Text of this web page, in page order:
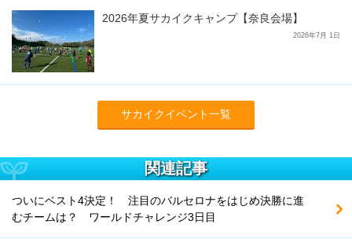
2026年夏サカイクキャンプ【奈良会場】
2026年7月 1日
サカイクイベント一覧
関連記事
ついにベスト4決定！ 注目のバルセロナをはじめ決勝に進
むチームは？ ワールドチャレンジ3日目